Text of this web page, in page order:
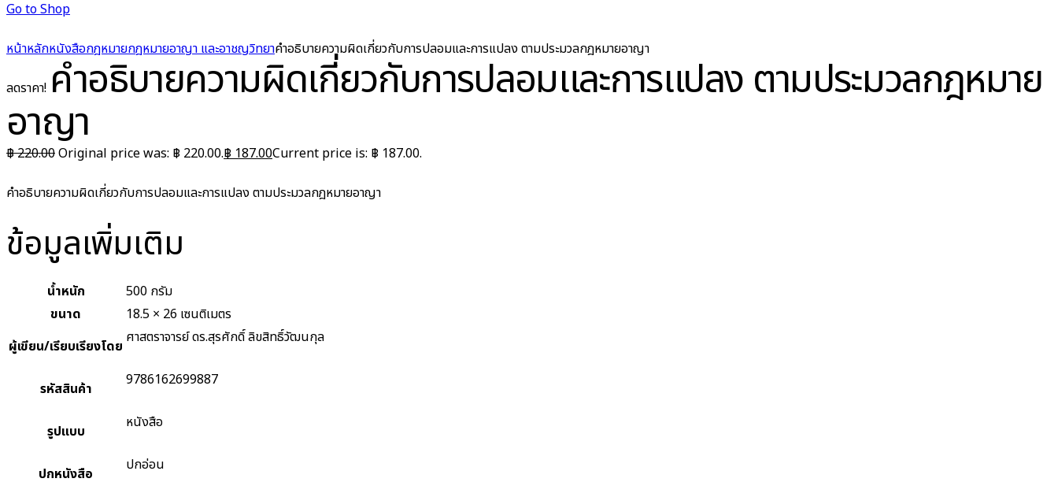
Go to Shop
หน้าหลักหนังสือกฎหมายกฎหมายอาญา และอาชญวิทยาคำอธิบายความผิดเกี่ยวกับการปลอมและการแปลง ตามประมวลกฎหมายอาญา
ลดราคา! คำอธิบายความผิดเกี่ยวกับการปลอมและการแปลง ตามประมวลกฎหมาย
อาญา
฿220.00Original price was: ฿ 220.00.฿ 187.00Current price is: ฿ 187.00.
คำอธิบายความผิดเกี่ยวกับการปลอมและการแปลง ตามประมวลกฎหมายอาญา
ข้อมูลเพิ่มเติม
น้ำหนัก
500 กรัม
ขนาด
18.5 × 26 เซนติเมตร
ผู้เขียน/เรียบเรียงโดย ศาสตราจารย์ ดร.สุรศักดิ์ ลิขสิทธิ์วัฒนกุล
รหัสสินค้า 9786162699887
รูปแบบ หนังสือ
ปกหนังสือ ปกอ่อน